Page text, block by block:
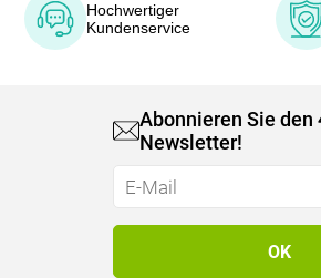
Hochwertiger
Kundenservice
Abonnieren Sie den
Newsletter!